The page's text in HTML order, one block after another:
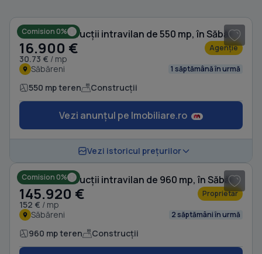
Comision 0% Teren Construcții intravilan de 550 mp, în Săbăreni
16.900 €
30.73 € / mp
Agenție
Săbăreni 1 săptămână în urmă
550 mp teren Construcții
Vezi anunțul pe Imobiliare.ro
Vezi istoricul prețurilor
Comision 0% Teren Construcții intravilan de 960 mp, în Săbăreni
145.920 €
152 € / mp
Proprietar
Săbăreni 2 săptămâni în urmă
960 mp teren Construcții